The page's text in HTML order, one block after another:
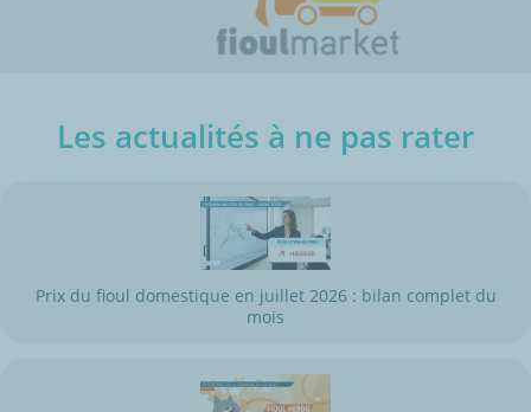
Les actualités à ne pas rater
Prix du fioul domestique en juillet 2026 : bilan complet du
mois